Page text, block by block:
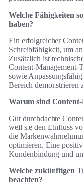
Welche Fähigkeiten
haben?
Ein erfolgreicher
Schreibfähigkeit, um
Zusätzlich ist
Content-Management-
sowie
Bereich demonstrieren
Warum sind
Gut durchdachte
weil sie den Einfluss
die
optimieren. Eine
Kundenbindung und
Welche zukünftigen
beachten?